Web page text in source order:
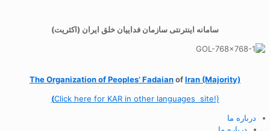
سامانه اینترنتی سازمان فداییان خلق ایران (اکثریت)
The Organization ofPeoples’ FadaianofIran (Majority)
(Click here for KAR in other languages site!)
درباره ما